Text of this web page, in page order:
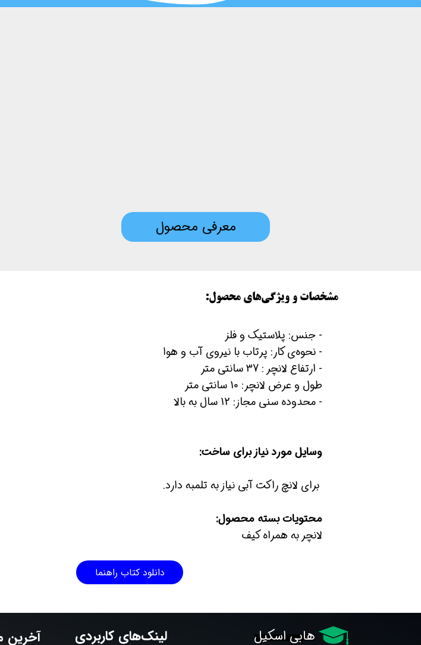
معرفی محصول
مشخصات و ویژگی‌های محصول:
​- جنس: پلاستیک و فلز
- نحوه‌ی کار: پرتاب با نیروی آب و هوا
- ارتفاع لانچر : 37 سانتی متر
طول و عرض لانچر: 10 سانتی متر
- محدوده‌ سنی مجاز: 12 سال به بالا
وسایل مورد نیاز برای ساخت:
برای لانچ راکت آبی نیاز به تلمبه دارد.
محتویات بسته محصول:
لانچر به همراه کیف
دانلود کتاب راهنما
هابی اسکیل لینک‌های کاربردی آخرین